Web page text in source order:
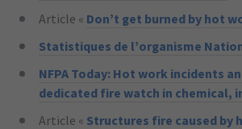
Article « Don’t get burned by hot
Statistiques de l’organisme
NFPA Today: Hot work incidents
dedicated fire watch in chemical,
Article « Structures fire caused by